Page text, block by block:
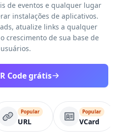
de eventos e qualquer lugar
instalações de aplicativos.
atualize links a qualquer
crescimento de sua base de
usuários.
Code grátis
Popular
URL
Popular
VCard